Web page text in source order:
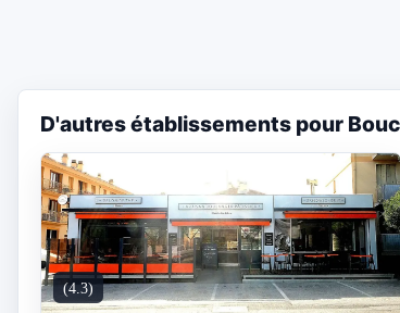
D'autres établissements pour
(4.3)